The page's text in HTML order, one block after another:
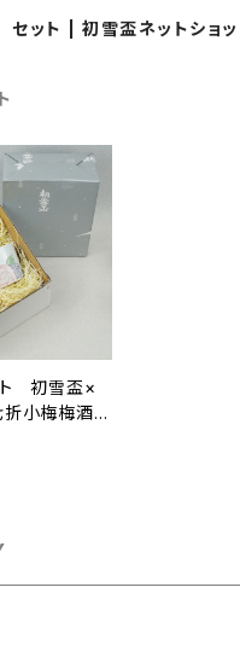
セット | 初雪盃ネットショ
ト 初雪盃×
小梅梅酒×
ローズ蕎麦